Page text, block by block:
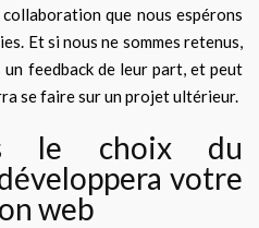
que nous espérons
Et si nous ne sommes retenus,
un feedback de leur part, et peut
se faire sur un projet ultérieur.
le choix du
votre
web